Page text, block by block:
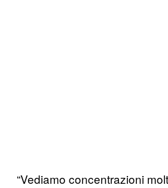
“Vediamo concentrazioni